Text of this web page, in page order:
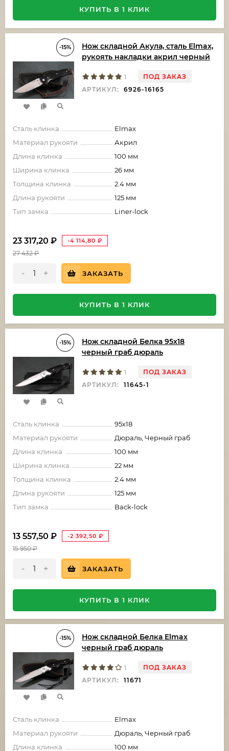
КУПИТЬ В 1 КЛИК
-15%
Нож складной Акула, сталь Elmax,
рукоять накладки акрил черный
1
ПОД ЗАКАЗ
АРТИКУЛ:
6926-16165
Сталь клинка
Elmax
Материал рукояти
Акрил
Длина клинка
100 мм
Ширина клинка
26 мм
Толщина клинка
2.4 мм
Длина рукояти
125 мм
Тип замка
Liner-lock
23 317,20 ₽ -4 114,80 ₽
27 432₽
- + ЗАКАЗАТЬ
КУПИТЬ В 1 КЛИК
-15%
Нож складной Белка 95х18
черный граб дюраль
1
ПОД ЗАКАЗ
АРТИКУЛ:
11645-1
Сталь клинка
95х18
Материал рукояти
Дюраль, Черный граб
Длина клинка
100 мм
Ширина клинка
22 мм
Толщина клинка
2.4 мм
Длина рукояти
125 мм
Тип замка
Back-lock
13 557,50 ₽ -2 392,50 ₽
15 950₽
- + ЗАКАЗАТЬ
КУПИТЬ В 1 КЛИК
-15%
Нож складной Белка Elmax
черный граб дюраль
1
ПОД ЗАКАЗ
АРТИКУЛ:
11671
Сталь клинка
Elmax
Материал рукояти
Дюраль, Черный граб
Длина клинка
100 мм